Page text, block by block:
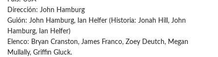
Dirección: John Hamburg
Guión: John Hamburg, Ian Helfer (Historia: Jonah Hill, John
Hamburg, Ian Helfer)
Elenco: Bryan Cranston, James Franco, Zoey Deutch, Megan
Mullally, Griffin Gluck.